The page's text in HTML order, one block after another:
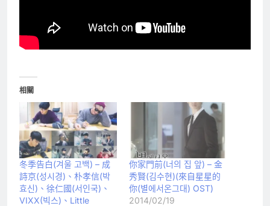
相關
冬季告白(겨울 고백) – 成
詩京(성시경)、朴孝信(박
효신)、徐仁國(서인국)、
VIXX(빅스)、Little
你家門前(너의 집 앞) – 金
秀賢(김수현)(來自星星的
你(별에서온그대) OST)
2014/02/19